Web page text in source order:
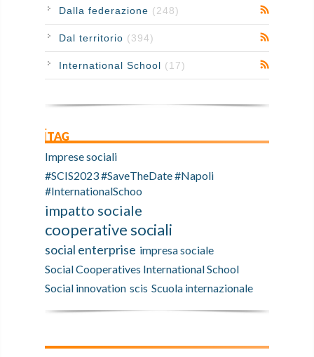
Dalla federazione (248)
Dal territorio (394)
International School (17)
iTAG
Imprese sociali
#SCIS2023 #SaveTheDate #Napoli
#InternationalSchoo
impatto sociale
cooperative sociali
social enterprise impresa sociale
Social Cooperatives International School
Social innovation scis Scuola internazionale